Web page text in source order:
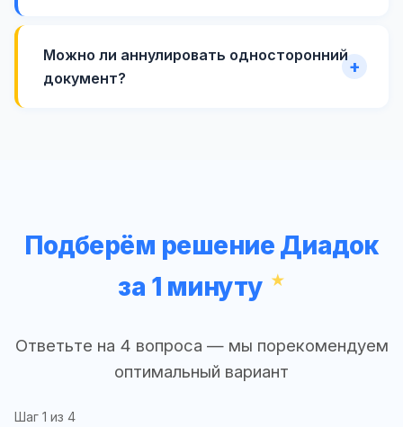
Можно ли аннулировать односторонний
документ?
Подберём решение Диадок
за 1 минуту
Ответьте на 4 вопроса — мы порекомендуем
оптимальный вариант
Шаг 1 из 4